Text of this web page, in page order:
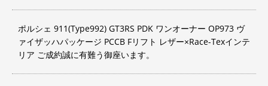
ポルシェ 911(Type992) GT3RS PDK ワンオーナー OP973 ヴ
ァイザッハパッケージ PCCB Fリフト レザー×Race-Texインテ
リア ご成約誠に有難う御座います。